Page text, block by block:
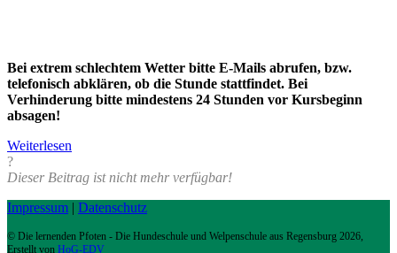
Bei extrem schlechtem Wetter bitte E-Mails abrufen, bzw.
telefonisch abklären, ob die Stunde stattfindet. Bei
Verhinderung bitte mindestens 24 Stunden vor Kursbeginn
absagen!
Weiterlesen
?
Dieser Beitrag ist nicht mehr verfügbar!
Impressum | Datenschutz
© Die lernenden Pfoten - Die Hundeschule und Welpenschule aus Regensburg 2026,
Erstellt von HoG-EDV